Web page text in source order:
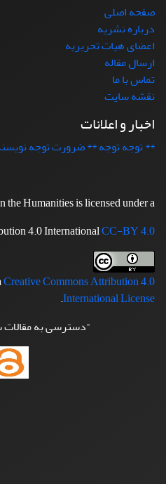
صفحه اصلی
درباره نشریه
اعضای هیات تحریریه
ارسال مقاله
تماس با ما
نقشه سایت
اخبار و اعلانات
** توجه توجه ** ضرورت توجه
Humanities is licensed under a
4.0 InternationalCC-BY 4.0
Creative Commons Attribution 4.0
International License
.
"دسترسی به